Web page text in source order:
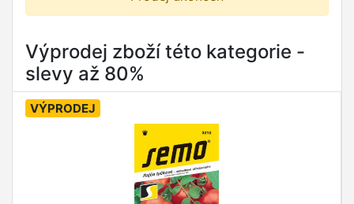
Výprodej zboží této kategorie -
slevy až 80%
VÝPRODEJ